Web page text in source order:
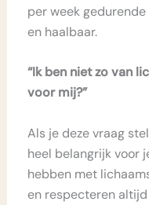
per week
en haalbaar.
“Ik ben niet zo van
voor mij?”
Als je deze vraag
heel belangrijk voor
hebben met
en respecteren altijd